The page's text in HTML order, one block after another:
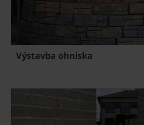
Výstavba ohniska